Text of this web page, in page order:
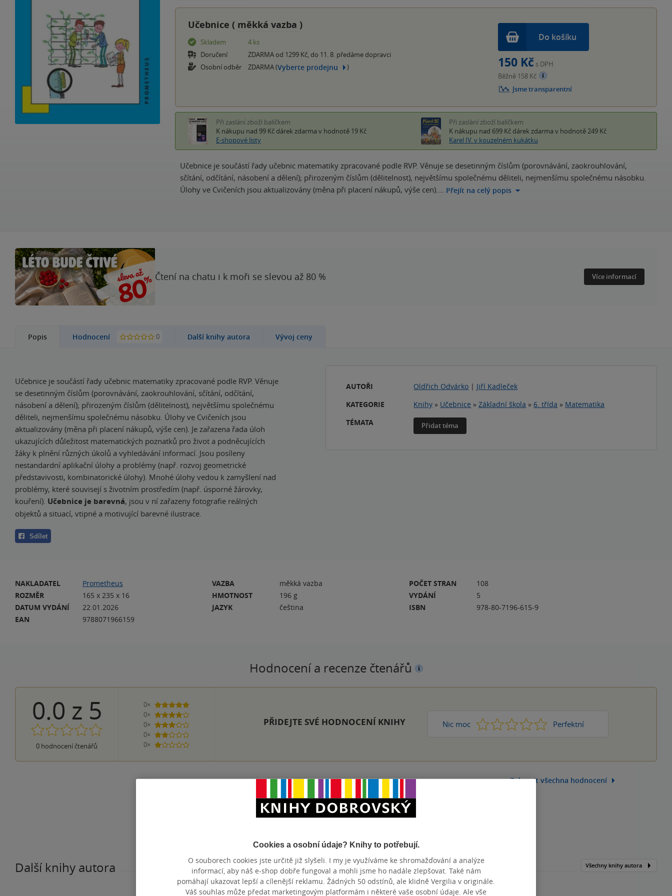
Učebnice ( měkká vazba )
Skladem
4 ks
Doručení
ZDARMA od 1299 Kč, do 11. 8. předáme dopravci
Osobní odběr
ZDARMA (Vyberte prodejnu )
Do košíku
150 Kč s DPH
Běžně 158 Kč
Jsme transparentní
Při zaslání zboží balíčkem
K nákupu nad 99 Kč dárek zdarma v hodnotě 19 Kč
E-shopové listy
Při zaslání zboží balíčkem
K nákupu nad 699 Kč dárek zdarma v hodnotě 249 Kč
Karel IV. v kouzelném kukátku
Učebnice je součástí řady učebnic matematiky zpracované podle RVP. Věnuje se desetinným číslům (porovnávání, zaokrouhlování,
sčítání, odčítání, násobení a dělení); přirozeným číslům (dělitelnost), největšímu společnému děliteli, nejmenšímu společnému násobku.
Úlohy ve Cvičeních jsou aktualizovány (měna při placení nákupů, výše cen).… Přejít na celý popis
Čtení na chatu i k moři se slevou až 80 % Více informací
Popis Hodnocení 0 Další knihy autora Vývoj ceny
Učebnice je součástí řady učebnic matematiky zpracované podle RVP. Věnuje
se desetinným číslům (porovnávání, zaokrouhlování, sčítání, odčítání,
násobení a dělení); přirozeným číslům (dělitelnost), největšímu společnému
děliteli, nejmenšímu společnému násobku. Úlohy ve Cvičeních jsou
aktualizovány (měna při placení nákupů, výše cen). Je zařazena řada úloh
ukazujících důležitost matematických poznatků pro život a podněcujících
žáky k plnění různých úkolů a vyhledávání informací. Jsou posíleny
nestandardní aplikační úlohy a problémy (např. rozvoj geometrické
představivosti, kombinatorické úlohy). Mnohé úlohy vedou k zamyšlení nad
problémy, které souvisejí s životním prostředím (např. úsporné žárovky,
kouření). Učebnice je barevná, jsou v ní zařazeny fotografie reálných
objektů a situací, vtipné a motivující barevné ilustrace.
Sdílet
AUTOŘI Oldřich Odvárko | Jiří Kadleček
KATEGORIE
Knihy » Učebnice »Základní škola » 6. třída » Matematika
TÉMATA
Přidat téma
NAKLADATEL
Prometheus
ROZMĚR
165 x 235 x 16
DATUM VYDÁNÍ
22.01.2026
EAN
9788071966159
VAZBA
měkká vazba
HMOTNOST
196 g
JAZYK
čeština
POČET STRAN
108
VYDÁNÍ
5
ISBN
978-80-7196-615-9
Hodnocení a recenze čtenářů
0.0 z 5
0 hodnocení čtenářů
0×
5 hvězdiček
0×
4 hvězdičky
0×
3 hvězdičky
0×
2 hvězdičky
0×
1 hvezdička
PŘIDEJTE SVÉ HODNOCENÍ KNIHY Nic moc 1 2 3 4 Perfektní
5
Zobrazit všechna hodnocení
Přidat hodnocení
Další knihy autora Všechny knihy autora
Cookies a osobní údaje? Knihy to potřebují.
O souborech cookies jste určitě již slyšeli. I my je využíváme ke shromažďování a analýze
informací, aby náš e-shop dobře fungoval a mohli jsme ho nadále zlepšovat. Také nám
pomáhají ukazovat lepší a cílenější reklamu. Žádných 50 odstínů, ale klidně Vergilia v originále.
Váš souhlas může předat marketingovým platformám i některé vaše osobní údaje. Ale vše